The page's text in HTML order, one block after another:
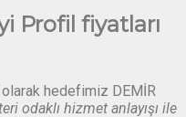
Profil fiyatları
olarak hedefimiz DEMİR
odaklı hizmet anlayışı ile